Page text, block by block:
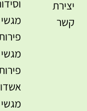
יצירת
קשר
וסידור
מגשי
פירות
מגשי
פירות
אשדוד
מגשי